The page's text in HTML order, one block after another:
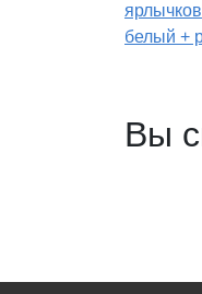
белый +
Вы